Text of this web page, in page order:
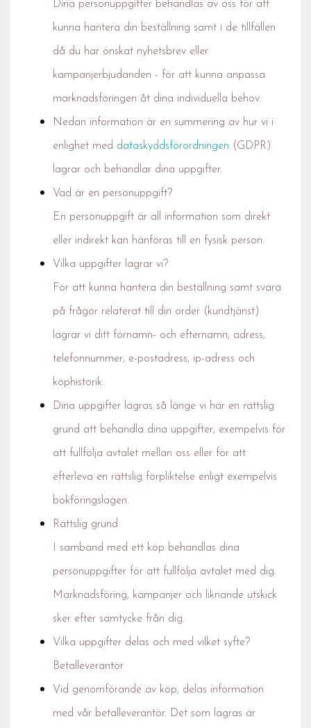
Dina personuppgifter behandlas av oss för att
kunna hantera din beställning samt i de tillfällen
då du har önskat nyhetsbrev eller
kampanjerbjudanden - för att kunna anpassa
marknadsföringen åt dina individuella behov.
Nedan information är en summering av hur vi i
enlighet med dataskyddsförordningen (GDPR)
lagrar och behandlar dina uppgifter.
Vad är en personuppgift?
En personuppgift är all information som direkt
eller indirekt kan hänföras till en fysisk person.
Vilka uppgifter lagrar vi?
För att kunna hantera din beställning samt svara
på frågor relaterat till din order (kundtjänst)
lagrar vi ditt förnamn- och efternamn, adress,
telefonnummer, e-postadress, ip-adress och
köphistorik.
Dina uppgifter lagras så länge vi har en rättslig
grund att behandla dina uppgifter, exempelvis för
att fullfölja avtalet mellan oss eller för att
efterleva en rättslig förpliktelse enligt exempelvis
bokföringslagen.
Rättslig grund
I samband med ett köp behandlas dina
personuppgifter för att fullfölja avtalet med dig.
Marknadsföring, kampanjer och liknande utskick
sker efter samtycke från dig.
Vilka uppgifter delas och med vilket syfte?
Betalleverantör
Vid genomförande av köp, delas information
med vår betalleverantör. Det som lagras är